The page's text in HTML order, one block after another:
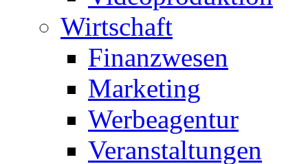
Wirtschaft
Finanzwesen
Marketing
Werbeagentur
Veranstaltungen